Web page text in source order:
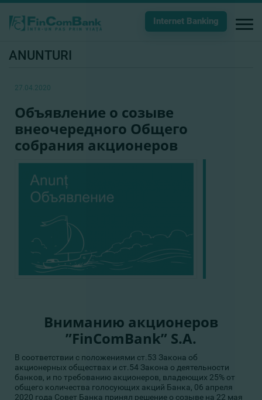
Internet Banking
ANUNTURI
27.04.2020
Объявление о созыве
внеочередного Общего
собрания акционеров
Вниманию акционеров
”FinComBank” S.A.
В соответствии с положениями ст.53 Закона об
акционерных обществах и ст.54 Закона о деятельности
банков, и по требованию акционеров, владеющих 25% от
общего количества голосующих акций Банка, 06 апреля
2020 года Совет Банка принял решение о созыве на 22 мая